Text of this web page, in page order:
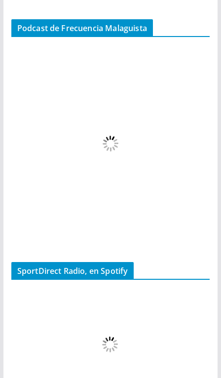
Podcast de Frecuencia Malaguista
SportDirect Radio, en Spotify